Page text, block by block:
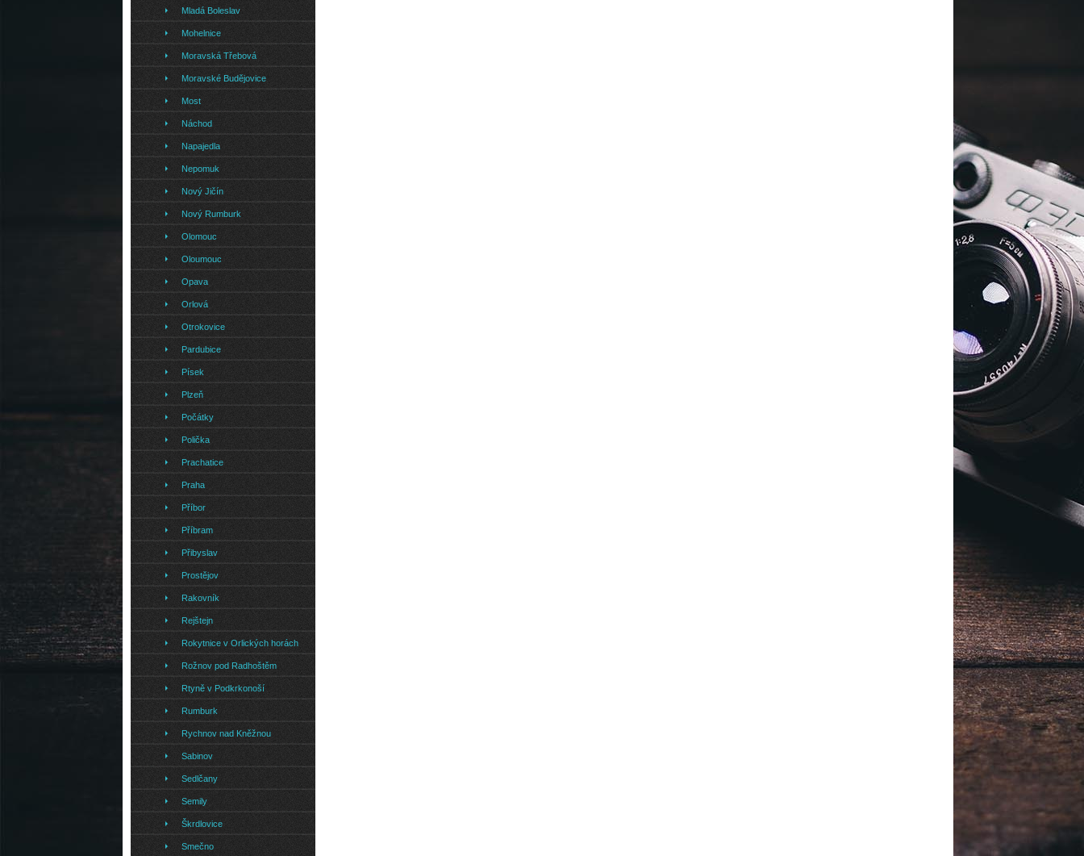
Mladá Boleslav
Mohelnice
Moravská Třebová
Moravské Budějovice
Most
Náchod
Napajedla
Nepomuk
Nový Jičín
Nový Rumburk
Olomouc
Oloumouc
Opava
Orlová
Otrokovice
Pardubice
Písek
Plzeň
Počátky
Polička
Prachatice
Praha
Příbor
Příbram
Přibyslav
Prostějov
Rakovník
Rejštejn
Rokytnice v Orlických horách
Rožnov pod Radhoštěm
Rtyně v Podkrkonoší
Rumburk
Rychnov nad Kněžnou
Sabinov
Sedlčany
Semily
Škrdlovice
Smečno